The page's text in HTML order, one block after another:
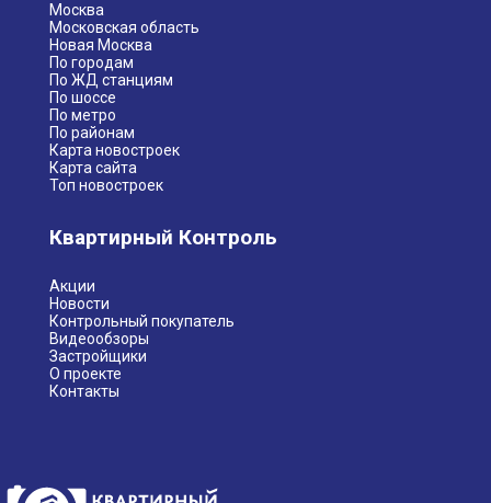
Москва
Московская область
Новая Москва
По городам
По ЖД станциям
По шоссе
По метро
По районам
Карта новостроек
Карта сайта
Топ новостроек
Квартирный Контроль
Акции
Новости
Контрольный покупатель
Видеообзоры
Застройщики
О проекте
Контакты